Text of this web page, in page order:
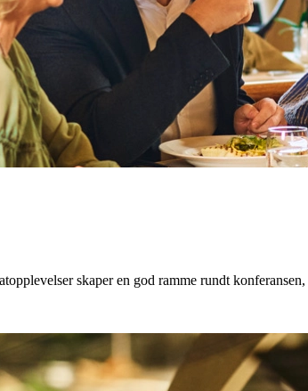
skaper en god ramme rundt